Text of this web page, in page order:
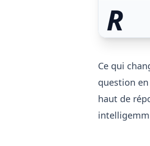
R
Ce qui
question
haut de